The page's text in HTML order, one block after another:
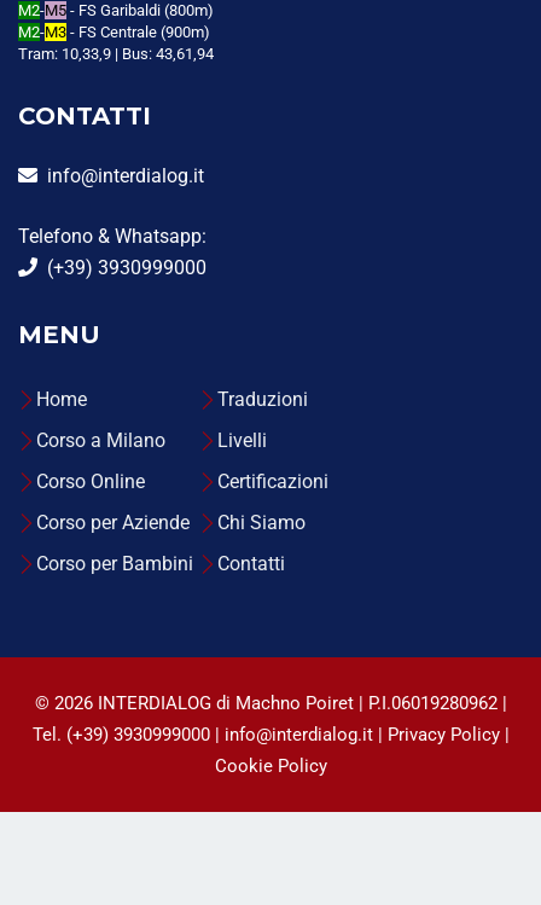
M2-M5 - FS Garibaldi (800m)
M2-M3 - FS Centrale (900m)
Tram: 10,33,9 | Bus: 43,61,94
CONTATTI
info@interdialog.it
Telefono & Whatsapp:
(+39) 3930999000
MENU
Home
Corso a Milano
Corso Online
Corso per Aziende
Corso per Bambini
Traduzioni
Livelli
Certificazioni
Chi Siamo
Contatti
© 2026 INTERDIALOG di Machno Poiret | P.I.06019280962 |
Tel. (+39) 3930999000 | info@interdialog.it | Privacy Policy|
Cookie Policy